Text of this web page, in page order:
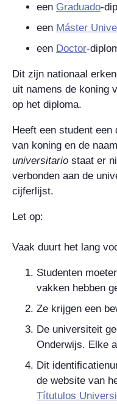
een Graduado-
een Máster
een Doctor-
Dit zijn nationaal
uit namens de koning
op het diploma.
Heeft een student een
van koning en de
universitario staat er
verbonden aan de
cijferlijst.
Let op:
Vaak duurt het lang
Studenten
vakken hebben
Ze krijgen een
De universiteit
Onderwijs. Elke
Dit
de website van
Títutulos